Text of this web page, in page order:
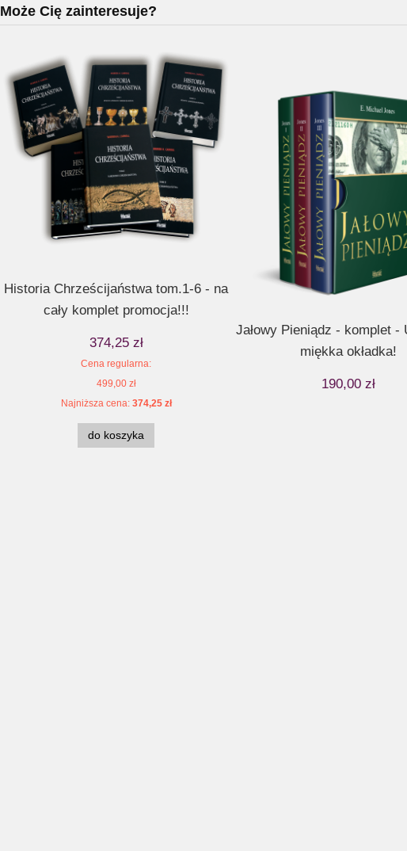
cywilizację.
44,25 zł
do koszyka
Bękarci Judaizmu. Dzieje
gnostyckiej – KOMPLET 2
Cena regularna: 190,00 zł
Najniższa cena:160,00 zł
do koszyka
Może Cię zainteresuje?
Historia Chrześcijaństwa tom.1-6 - na
cały komplet promocja!!!
374,25 zł
Cena regularna:
499,00 zł
Najniższa cena: 374,25 zł
do koszyka
Jałowy Pieniądz - komplet -
miękka okładka!
190,00 zł